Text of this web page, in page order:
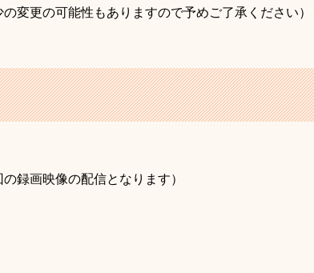
変更の可能性もありますので予めご了承ください）
録画映像の配信となります）